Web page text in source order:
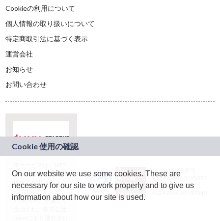
Cookieの利用について
個人情報の取り扱いについて
特定商取引法に基づく表示
運営会社
お知らせ
お問い合わせ
ドコモグループの新
規事業創出プログラ
ム「docomo
STARTUP」を通じて
JASRAC許諾番号：
9024936001Y45037
JASRAC許諾番号：
On our website we use some cookies. These are
necessary for our site to work properly and to give us
information about how our site is used.